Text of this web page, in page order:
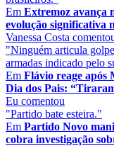
Em Extremoz avança
evolução significativa
Vanessa Costa
"Ninguém articula
armadas indicado pelo
Em Flávio reage após
Dia dos Pais:
Eu comentou
"Partido bate esteira."
Em Partido Novo
cobra investigação